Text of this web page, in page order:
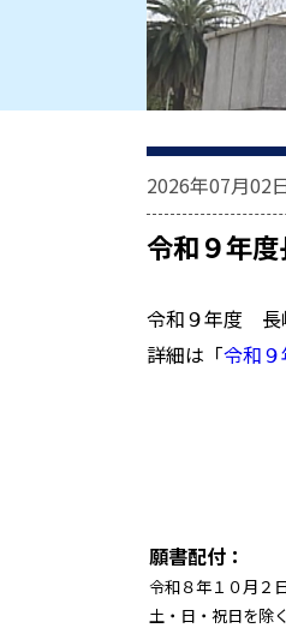
2026年07月02
令和９年
令和９年度 長
詳細は「令和
願書配付：
令和８年１０月２
土・日・祝日を除